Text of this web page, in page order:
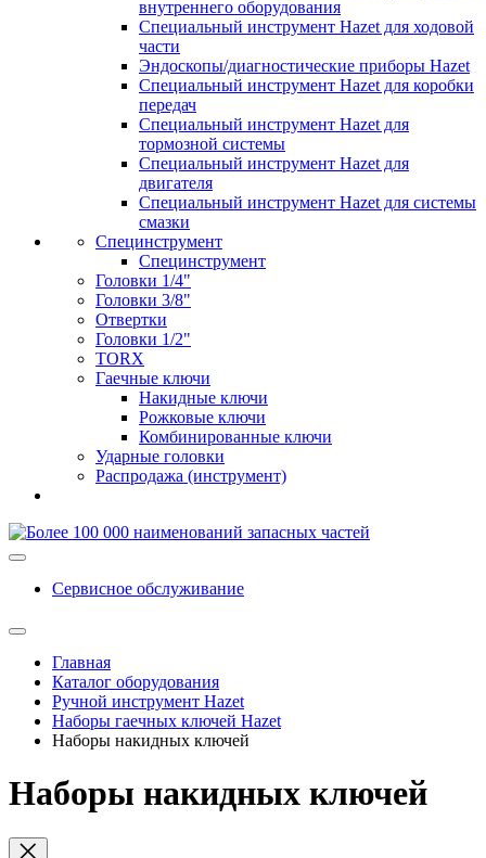
внутреннего оборудования
Специальный инструмент Hazet для ходовой
части
Эндоскопы/диагностические приборы Hazet
Специальный инструмент Hazet для коробки
передач
Специальный инструмент Hazet для
тормозной системы
Специальный инструмент Hazet для
двигателя
Специальный инструмент Hazet для системы
смазки
Специнструмент
Специнструмент
Головки 1/4"
Головки 3/8"
Отвертки
Головки 1/2"
TORX
Гаечные ключи
Накидные ключи
Рожковые ключи
Комбинированные ключи
Ударные головки
Распродажа (инструмент)
Сервисное обслуживание
Главная
Каталог оборудования
Ручной инструмент Hazet
Наборы гаечных ключей Hazet
Наборы накидных ключей
Наборы накидных ключей